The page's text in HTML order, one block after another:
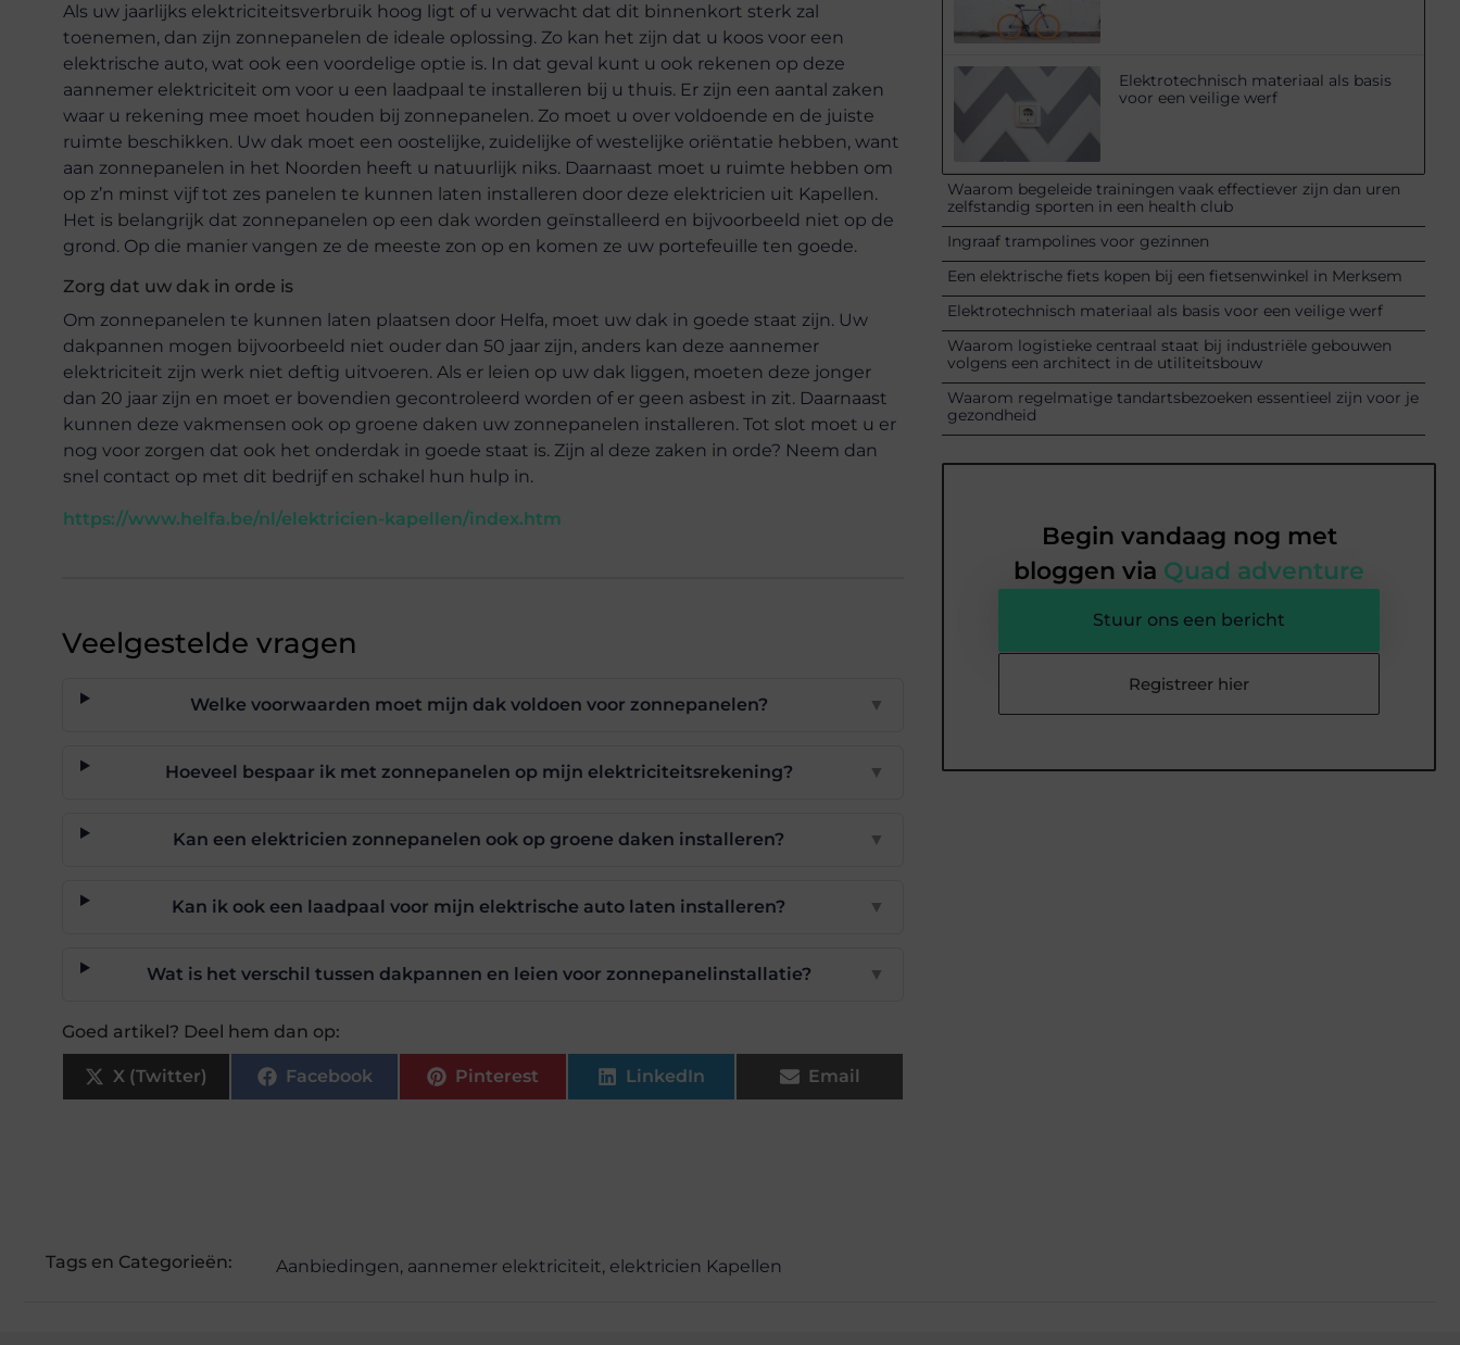
Als uw jaarlijks elektriciteitsverbruik hoog ligt of u verwacht dat dit binnenkort sterk zal
toenemen, dan zijn zonnepanelen de ideale oplossing. Zo kan het zijn dat u koos voor een
elektrische auto, wat ook een voordelige optie is. In dat geval kunt u ook rekenen op deze
aannemer elektriciteit om voor u een laadpaal te installeren bij u thuis. Er zijn een aantal zaken
waar u rekening mee moet houden bij zonnepanelen. Zo moet u over voldoende en de juiste
ruimte beschikken. Uw dak moet een oostelijke, zuidelijke of westelijke oriëntatie hebben, want
aan zonnepanelen in het Noorden heeft u natuurlijk niks. Daarnaast moet u ruimte hebben om
op z’n minst vijf tot zes panelen te kunnen laten installeren door deze elektricien uit Kapellen.
Het is belangrijk dat zonnepanelen op een dak worden geïnstalleerd en bijvoorbeeld niet op de
grond. Op die manier vangen ze de meeste zon op en komen ze uw portefeuille ten goede.
Zorg dat uw dak in orde is
Om zonnepanelen te kunnen laten plaatsen door Helfa, moet uw dak in goede staat zijn. Uw
dakpannen mogen bijvoorbeeld niet ouder dan 50 jaar zijn, anders kan deze aannemer
elektriciteit zijn werk niet deftig uitvoeren. Als er leien op uw dak liggen, moeten deze jonger
dan 20 jaar zijn en moet er bovendien gecontroleerd worden of er geen asbest in zit. Daarnaast
kunnen deze vakmensen ook op groene daken uw zonnepanelen installeren. Tot slot moet u er
nog voor zorgen dat ook het onderdak in goede staat is. Zijn al deze zaken in orde? Neem dan
snel contact op met dit bedrijf en schakel hun hulp in.
https://www.helfa.be/nl/elektricien-kapellen/index.htm
Veelgestelde vragen
Welke voorwaarden moet mijn dak voldoen voor zonnepanelen? ▼
Hoeveel bespaar ik met zonnepanelen op mijn elektriciteitsrekening? ▼
Kan een elektricien zonnepanelen ook op groene daken installeren? ▼
Kan ik ook een laadpaal voor mijn elektrische auto laten installeren? ▼
Wat is het verschil tussen dakpannen en leien voor zonnepanelinstallatie? ▼
Goed artikel? Deel hem dan op:
X (Twitter) Facebook Pinterest LinkedIn Email
Elektrotechnisch materiaal als basis
voor een veilige werf
Waarom begeleide trainingen vaak effectiever zijn dan uren
zelfstandig sporten in een health club
Ingraaf trampolines voor gezinnen
Een elektrische fiets kopen bij een fietsenwinkel in Merksem
Elektrotechnisch materiaal als basis voor een veilige werf
Waarom logistieke centraal staat bij industriële gebouwen
volgens een architect in de utiliteitsbouw
Waarom regelmatige tandartsbezoeken essentieel zijn voor je
gezondheid
Begin vandaag nog met
bloggen via Quad adventure
Stuur ons een bericht
Registreer hier
Tags en Categorieën: Aanbiedingen, aannemer elektriciteit, elektricien Kapellen